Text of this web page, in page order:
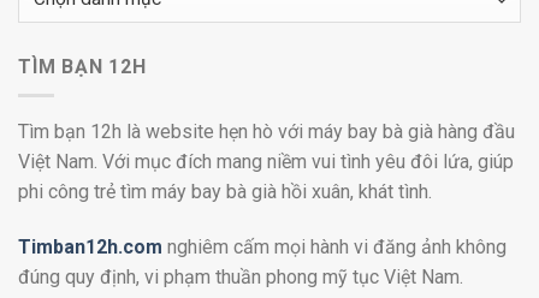
TÌM BẠN 12H
Tìm bạn 12h là website hẹn hò với máy bay bà già hàng đầu
Việt Nam. Với mục đích mang niềm vui tình yêu đôi lứa, giúp
phi công trẻ tìm máy bay bà già hồi xuân, khát tình.
Timban12h.com nghiêm cấm mọi hành vi đăng ảnh không
đúng quy định, vi phạm thuần phong mỹ tục Việt Nam.